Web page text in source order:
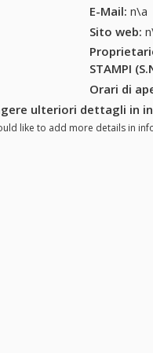
E-Mail: n\a
Sito web:
STAMPI
Orari di
ulteriori dettagli in
like to add more details in